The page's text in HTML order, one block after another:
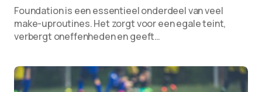
Foundation is een essentieel onderdeel van veel
make-uproutines. Het zorgt voor een egale teint,
verbergt oneffenheden en geeft…